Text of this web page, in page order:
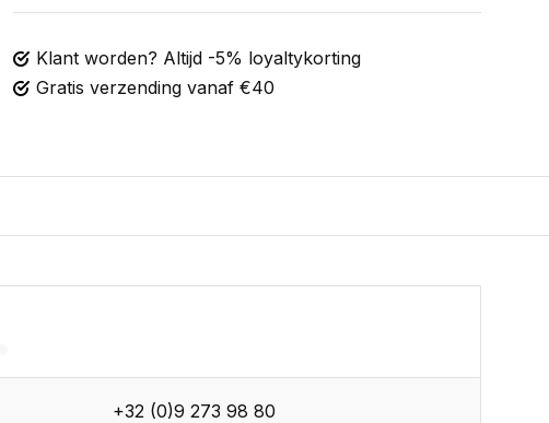
Klant worden? Altijd -5% loyaltykorting
Gratis verzending vanaf €40
+32 (0)9 273 98 80